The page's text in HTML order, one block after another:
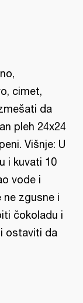
cimet,
da
pleh 24x24
Višnje: U
i kuvati 10
vode i
ne zgusne i
čokoladu i
ostaviti da